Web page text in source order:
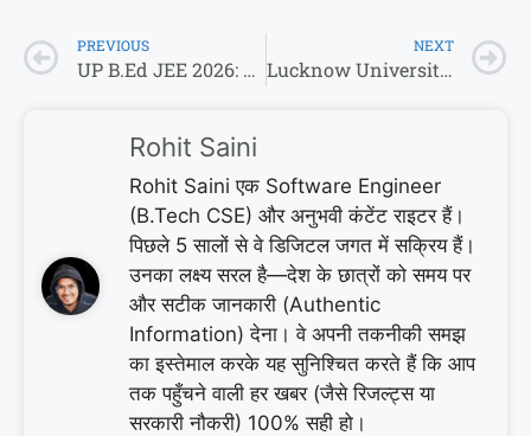
PREVIOUS
UP B.Ed JEE 2026: नोटिफिकेशन तैयार! जानें कब आएगी डेट और क्या बदला सिलेबस में?
NEXT
Lucknow University Admission 2026: एलयू में दाखिला चाहिए? तो ये 5 बातें जान लो वरना पछताओगे!
Rohit Saini
Rohit Saini एक Software Engineer
(B.Tech CSE) और अनुभवी कंटेंट राइटर हैं।
पिछले 5 सालों से वे डिजिटल जगत में सक्रिय हैं।
उनका लक्ष्य सरल है—देश के छात्रों को समय पर
और सटीक जानकारी (Authentic
Information) देना। वे अपनी तकनीकी समझ
का इस्तेमाल करके यह सुनिश्चित करते हैं कि आप
तक पहुँचने वाली हर खबर (जैसे रिजल्ट्स या
सरकारी नौकरी) 100% सही हो।